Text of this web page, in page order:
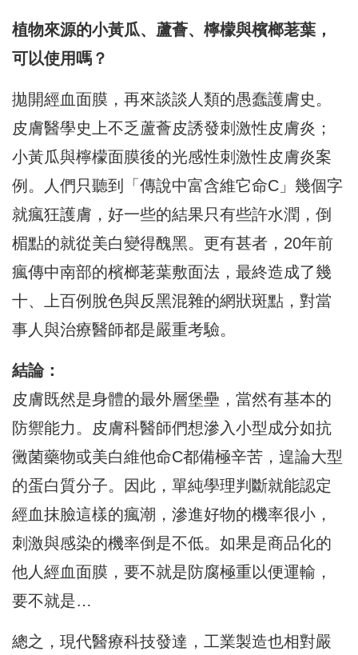
植物來源的小黃瓜、蘆薈、檸檬與檳榔荖葉，
可以使用嗎？
拋開經血面膜，再來談談人類的愚蠢護膚史。
皮膚醫學史上不乏蘆薈皮誘發刺激性皮膚炎；
小黃瓜與檸檬面膜後的光感性刺激性皮膚炎案
例。人們只聽到「傳說中富含維它命C」幾個字
就瘋狂護膚，好一些的結果只有些許水潤，倒
楣點的就從美白變得醜黑。更有甚者，20年前
瘋傳中南部的檳榔荖葉敷面法，最終造成了幾
十、上百例脫色與反黑混雜的網狀斑點，對當
事人與治療醫師都是嚴重考驗。
結論：
皮膚既然是身體的最外層堡壘，當然有基本的
防禦能力。皮膚科醫師們想滲入小型成分如抗
黴菌藥物或美白維他命C都備極辛苦，遑論大型
的蛋白質分子。因此，單純學理判斷就能認定
經血抹臉這樣的瘋潮，滲進好物的機率很小，
刺激與感染的機率倒是不低。如果是商品化的
他人經血面膜，要不就是防腐極重以便運輸，
要不就是…
總之，現代醫療科技發達，工業製造也相對嚴